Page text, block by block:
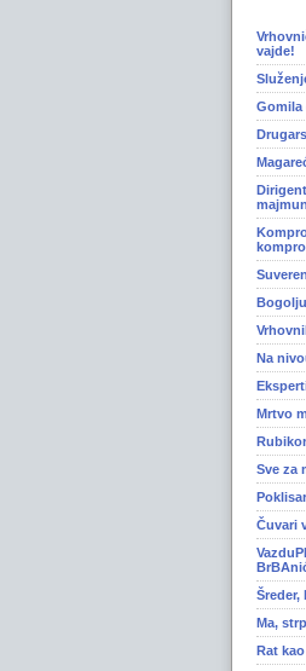
vajde!
Gomila
Na
Mrtvo
Sve za
Čuvari
Šreder,
Ma,
Rat